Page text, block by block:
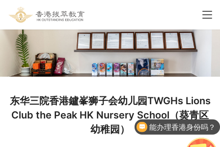
东华三院香港鑪峯狮子会幼儿园TWGHs Lions
Club the Peak HK Nursery School（葵青区
幼稚园）
能办理香港身份吗？